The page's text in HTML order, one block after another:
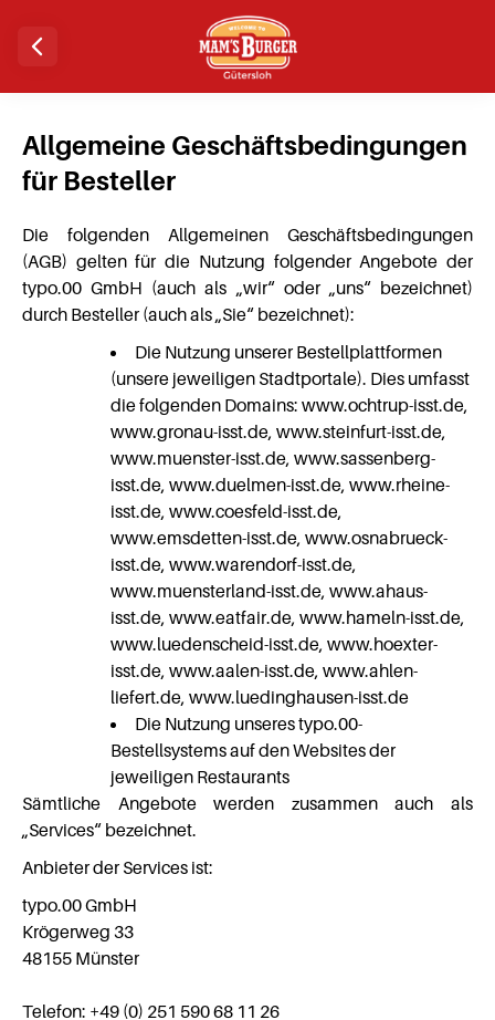
Allgemeine Geschäftsbedingungen
für Besteller
Die folgenden Allgemeinen Geschäftsbedingungen
(AGB) gelten für die Nutzung folgender Angebote der
typo.00 GmbH (auch als „wir“ oder „uns“ bezeichnet)
durch Besteller (auch als „Sie“ bezeichnet):
Die Nutzung unserer Bestellplattformen
(unsere jeweiligen Stadtportale). Dies umfasst
die folgenden Domains: www.ochtrup-isst.de,
www.gronau-isst.de, www.steinfurt-isst.de,
www.muenster-isst.de, www.sassenberg-
isst.de, www.duelmen-isst.de, www.rheine-
isst.de, www.coesfeld-isst.de,
www.emsdetten-isst.de, www.osnabrueck-
isst.de, www.warendorf-isst.de,
www.muensterland-isst.de, www.ahaus-
isst.de, www.eatfair.de, www.hameln-isst.de,
www.luedenscheid-isst.de, www.hoexter-
isst.de, www.aalen-isst.de, www.ahlen-
liefert.de, www.luedinghausen-isst.de
Die Nutzung unseres typo.00-
Bestellsystems auf den Websites der
jeweiligen Restaurants
Sämtliche Angebote werden zusammen auch als
„Services“ bezeichnet.
Anbieter der Services ist:
typo.00 GmbH
Krögerweg 33
48155 Münster
Telefon: +49 (0) 251 590 68 11 26